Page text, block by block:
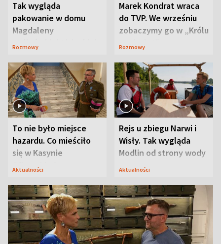
Tak wygląda
pakowanie w domu
Magdaleny
Waligórskiej-Lisieckiej.
Rozmowy
Marek Kondrat wraca
do TVP. We wrześniu
zobaczymy go w „Królu
Maciusiu I”
Rozmowy
To nie było miejsce
hazardu. Co mieściło
się w Kasynie
Oficerskim?
Aktualności
Rejs u zbiegu Narwi i
Wisły. Tak wygląda
Modlin od strony wody
Aktualności